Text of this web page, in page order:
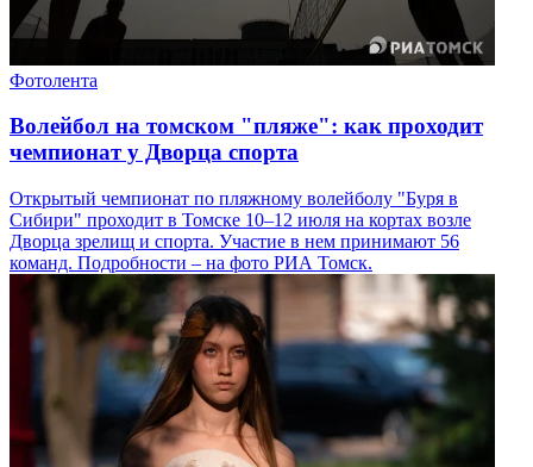
Фотолента
Волейбол на томском "пляже": как проходит
чемпионат у Дворца спорта
Открытый чемпионат по пляжному волейболу "Буря в
Сибири" проходит в Томске 10–12 июля на кортах возле
Дворца зрелищ и спорта. Участие в нем принимают 56
команд. Подробности – на фото РИА Томск.